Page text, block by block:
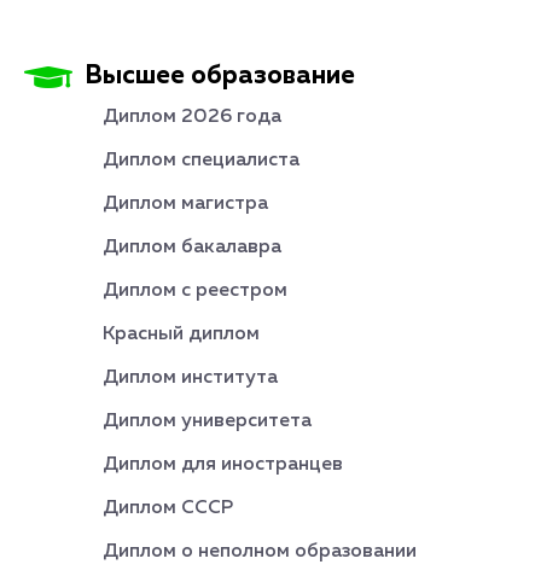
Высшее образование
Диплом 2026 года
Диплом специалиста
Диплом магистра
Диплом бакалавра
Диплом с реестром
Красный диплом
Диплом института
Диплом университета
Диплом для иностранцев
Диплом СССР
Диплом о неполном образовании